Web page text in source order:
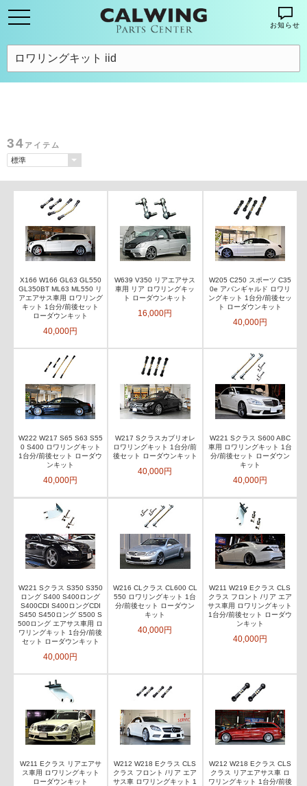
お知らせ
34 アイテム
X166 W166 GL63 GL550
GL350BT ML63 ML550 リ
アエアサス車用 ロワリング
キット 1台分/前後セット
ローダウンキット
40,000円
W639 V350 リアエアサス
車用 リア ロワリングキッ
ト ローダウンキット
16,000円
W205 C250 スポーツ C35
0e アバンギャルド ロワリ
ングキット 1台分/前後セッ
ト ローダウンキット
40,000円
W222 W217 S65 S63 S55
0 S400 ロワリングキット
1台分/前後セット ローダウ
ンキット
40,000円
W217 Sクラスカブリオレ
ロワリングキット 1台分/前
後セット ローダウンキット
40,000円
W221 Sクラス S600 ABC
車用 ロワリングキット 1台
分/前後セット ローダウン
キット
40,000円
W221 Sクラス S350 S350
ロング S400 S400ロング
S400CDI S400ロングCDI
S450 S450ロング S500 S
500ロング エアサス車用 ロ
ワリングキット 1台分/前後
セット ローダウンキット
40,000円
W216 CLクラス CL600 CL
550 ロワリングキット 1台
分/前後セット ローダウン
キット
40,000円
W211 W219 Eクラス CLS
クラス フロント /リア エア
サス車用 ロワリングキット
1台分/前後セット ローダウ
ンキット
40,000円
W211 Eクラス リアエアサ
ス車用 ロワリングキット
ローダウンキット
W212 W218 Eクラス CLS
クラス フロント /リア エア
サス車 ロワリングキット 1
W212 W218 Eクラス CLS
クラス リアエアサス車 ロ
ワリングキット 1台分/前後